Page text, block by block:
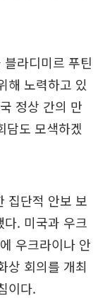
라디미르 푸틴
해 노력하고 있
정상 간의 만
담도 모색하겠
집단적 안보 보
. 미국과 우크
우크라이나 안
상 회의를 개최
이다.